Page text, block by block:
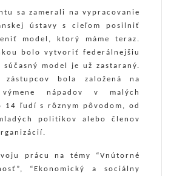
sa zamerali na vypracovanie
ústavy s cieľom posilniť
model, ktorý máme teraz.
bolo vytvoriť federálnejšiu
súčasný model je už zastaraný.
zástupcov bola založená na
nápadov v malých
14 ľudí s rôznym pôvodom, od
politikov alebo členov
prácu na témy “Vnútorné
“Ekonomický a sociálny